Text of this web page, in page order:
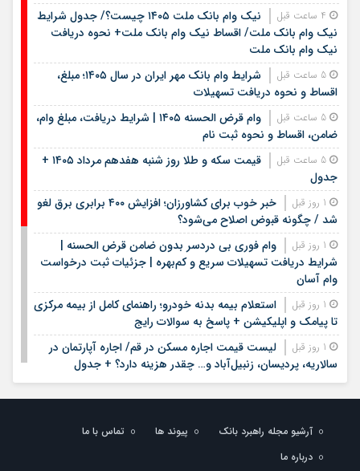
نیک وام بانک ملت ۱۴۰۵ چیست؟/ جدول شرایط
نیک وام بانک ملت/ اقساط نیک وام بانک ملت+ نحوه دریافت
نیک وام بانک ملت
شرایط وام بانک مهر ایران در سال ۱۴۰۵؛ مبلغ،
اقساط و نحوه دریافت تسهیلات
وام قرض الحسنه ۱۴۰۵ | شرایط دریافت، مبلغ وام،
ضامن، اقساط و نحوه ثبت نام
قیمت سکه و طلا روز شنبه هفدهم مرداد ۱۴۰۵ +
جدول
خبر خوب برای کشاورزان؛ افزایش ۴۰۰ برابری برق لغو
شد / چگونه قبوض اصلاح می‌شود؟
وام فوری بی دردسر بدون ضامن قرض الحسنه |
شرایط دریافت تسهیلات سریع و کم‌بهره | جزئیات ثبت درخواست
وام آسان
استعلام بیمه بدنه خودرو؛ راهنمای کامل از بیمه مرکزی
تا پیامک و اپلیکیشن + پاسخ به سوالات رایج
لیست قیمت اجاره مسکن در قم/ اجاره آپارتمان در
سالاریه، پردیسان، زنبیل‌آباد و… چقدر هزینه دارد؟ + جدول
لیست قیمت خودروهای کارکرده/ ماکسیما، لاماری،
فونیکس، سراتو، هایما و مزدا در بازار چند؟+ جدول مردادماه ۱۴۰۵
آرشیو مجله راهبرد بانک پیوند ها
تماس با ما
درباره ما